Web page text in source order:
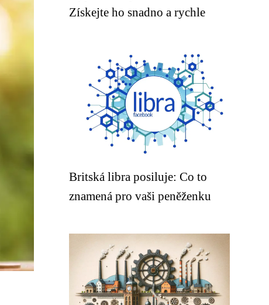
Získejte ho snadno a rychle
Britská libra posiluje: Co to
znamená pro vaši peněženku